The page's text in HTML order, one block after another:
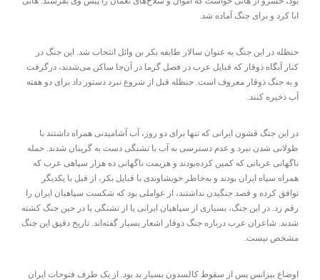
ابا کرد و برای جنگ آماده شد.
حنظله در این جنگ به عنوان سالار طایفه بکر بن وائل انتخاب شد. این جنگ در
کنار آبگاه ذوقار که قبایل عرب در فصل گرما در آن‌جا ساکن می‌شدند، درگرفت
و به جنگ ذوقار معروف است. حنظله قبل از شروع نبرد دستور داد برای دو هفته
آب ذخیره کنند.
در این جنگ قشون ایرانی که تنها برای دو روز، آب آشامیدنی همراه داشتند با
طولانی شدن نبرد و عدم دسترسی به آب با تشنگی دست به گریبان شدند. حمله
ناگهانی عربانی که کمین کرده‌بودند و هزیمت ناگهانی ده هزار سپاهی عرب که
همراه سپاه ایران بودند و به‌خاطر خویشاوندی با قبایل بکر، از قبل با یکدیگر
توافق کرده و قصد جنگیدن نداشتند، از عواملی بود که شکست سپاهیان ایران را
رقم زد. در این جنگ، بسیاری از سپاهیان ایرانی یا از تشنگی یا در حین جنگ کشته
شدند. شاعران عرب درباره جنگ ذوقار اشعار بسیار گفته‌اند. تاریخ دقیق این جنگ
مشخص نیست.
اوضاع بیزانس پس از سقوط کالسدون بسیار بد بود. از یک طرف فتوحات ایران